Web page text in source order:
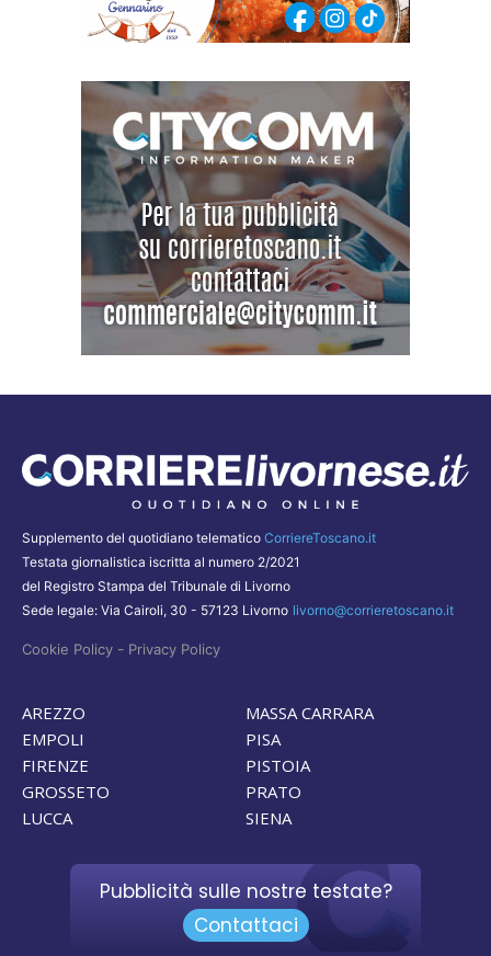
Supplemento del quotidiano telematico CorriereToscano.it
Testata giornalistica iscritta al numero 2/2021
del Registro Stampa del Tribunale di Livorno
Sede legale: Via Cairoli, 30 - 57123 Livorno livorno@corrieretoscano.it
Cookie Policy - Privacy Policy
AREZZO
EMPOLI
FIRENZE
GROSSETO
LUCCA
MASSA CARRARA
PISA
PISTOIA
PRATO
SIENA
Pubblicità sulle nostre testate?
Contattaci